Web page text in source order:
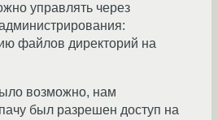
управлять через
файлов директорий на
возможно, нам
был разрешен доступ на